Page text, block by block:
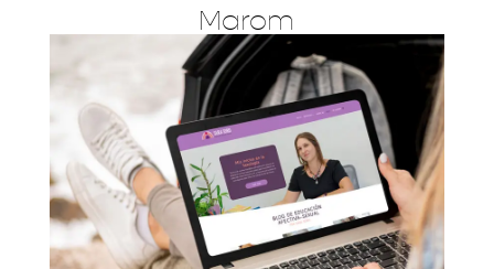
Marom